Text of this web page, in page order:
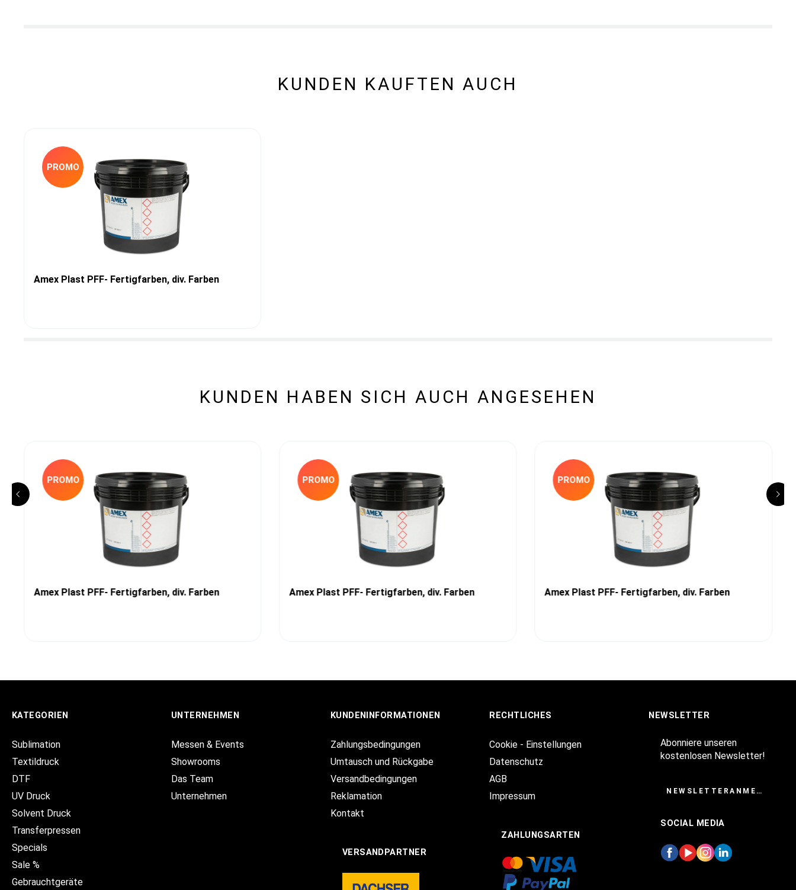
KUNDEN KAUFTEN AUCH
PROMO
Amex Plast PFF- Fertigfarben, div. Farben
KUNDEN HABEN SICH AUCH ANGESEHEN
PROMO
Amex Plast PFF- Fertigfarben, div. Farben
PROMO
Amex Plast PFF- Fertigfarben, div. Farben
PROMO
Amex Plast PFF- Fertigfarben, div. Farben
KATEGORIEN
Sublimation
Textildruck
DTF
UV Druck
Solvent Druck
Transferpressen
Specials
Sale %
Gebrauchtgeräte
UNTERNEHMEN
Messen & Events
Showrooms
Das Team
Unternehmen
KUNDENINFORMATIONEN
Zahlungsbedingungen
Umtausch und Rückgabe
Versandbedingungen
Reklamation
Kontakt
VERSANDPARTNER
RECHTLICHES
Cookie - Einstellungen
Datenschutz
AGB
Impressum
ZAHLUNGSARTEN
NEWSLETTER
Abonniere unseren
kostenlosen Newsletter!
NEWSLETTERANMELDUNG
SOCIAL MEDIA